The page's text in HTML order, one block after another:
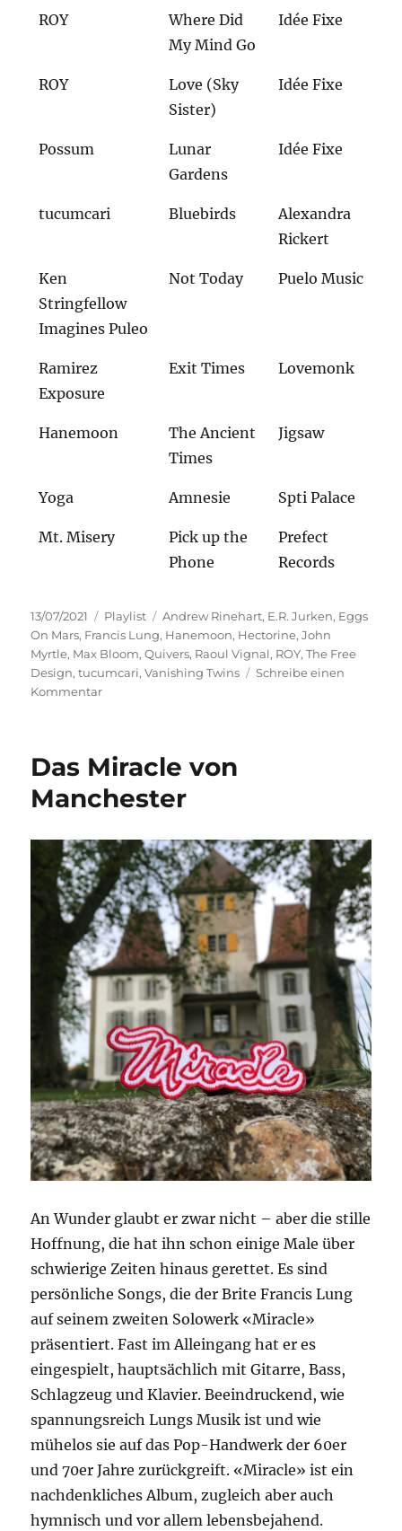
ROY
Where Did
My Mind Go
Idée Fixe
ROY
Love (Sky
Sister)
Idée Fixe
Possum
Lunar
Gardens
Idée Fixe
tucumcari Bluebirds
Alexandra
Rickert
Ken
Stringfellow
Imagines Puleo
Not Today Puelo Music
Ramirez
Exposure
Exit Times Lovemonk
Hanemoon
The Ancient
Times
Jigsaw
Yoga Amnesie Spti Palace
Mt. Misery
Pick up the
Phone
Prefect
Records
Veröffentlicht
am
13/07/2021 Kategorien
Playlist Schlagwörter
Andrew Rinehart, E.R. Jurken, Eggs
On Mars, Francis Lung, Hanemoon, Hectorine,John
Myrtle, Max Bloom,Quivers, Raoul Vignal, ROY,The Free
Design,tucumcari,Vanishing Twins
Schreibe einen
Kommentarzu
Roy’s
Garage
Das Miracle von
Manchester
An Wunder glaubt er zwar nicht – aber die stille
Hoffnung, die hat ihn schon einige Male über
schwierige Zeiten hinaus gerettet. Es sind
persönliche Songs, die der Brite Francis Lung
auf seinem zweiten Solowerk «Miracle»
präsentiert. Fast im Alleingang hat er es
eingespielt, hauptsächlich mit Gitarre, Bass,
Schlagzeug und Klavier. Beeindruckend, wie
spannungsreich Lungs Musik ist und wie
mühelos sie auf das Pop-Handwerk der 60er
und 70er Jahre zurückgreift. «Miracle» ist ein
nachdenkliches Album, zugleich aber auch
hymnisch und vor allem lebensbejahend.